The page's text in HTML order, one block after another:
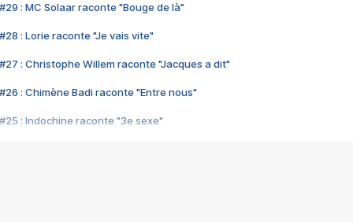
#29 : MC Solaar raconte "Bouge de là"
#28 : Lorie raconte "Je vais vite"
#27 : Christophe Willem raconte "Jacques a dit"
#26 : Chimène Badi raconte "Entre nous"
#25 : Indochine raconte "3e sexe"